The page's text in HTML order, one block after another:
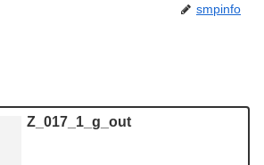
smpinfo
Z_017_1_g_out